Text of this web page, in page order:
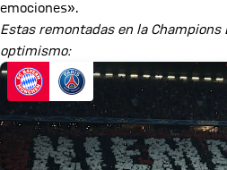
emociones».
Estas remontadas en la Champions
optimismo: